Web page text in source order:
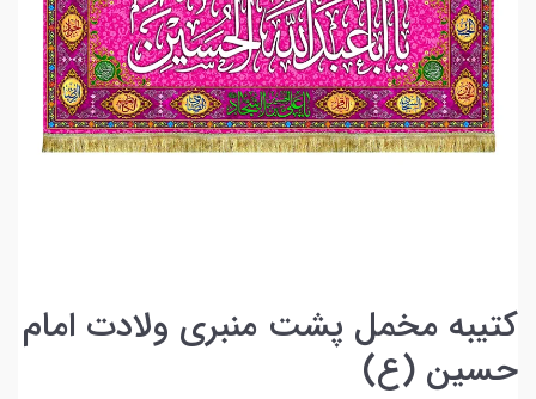
کتیبه مخمل پشت منبری ولادت امام
حسین (ع)